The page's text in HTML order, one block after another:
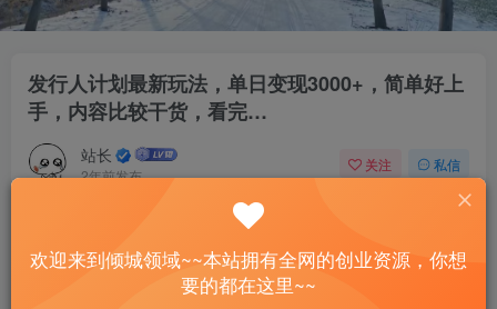
发行人计划最新玩法，单日变现3000+，简单好上
手，内容比较干货，看完…
站长
2年前发布
关注 私信
发行人计划最新玩法，单日变现3000+，简单好上手，内容比较干货，看完…
此内容为付费资源，请付费后查看
已售 3
欢迎来到倾城领域~~本站拥有全网的创业资源，你想
要的都在这里~~